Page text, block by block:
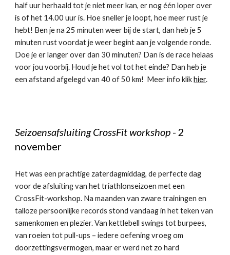
half uur herhaald tot je niet meer kan, er nog één loper over
is of het 14.00 uur is. Hoe sneller je loopt, hoe meer rust je
hebt! Ben je na 25 minuten weer bij de start, dan heb je 5
minuten rust voordat je weer begint aan je volgende ronde.
Doe je er langer over dan 30 minuten? Dan is de race helaas
voor jou voorbij. Houd je het vol tot het einde? Dan heb je
een afstand afgelegd van 40 of 50 km! Meer info klikhier.
Seizoensafsluiting CrossFit workshop - 2
november
Het was een prachtige zaterdagmiddag, de perfecte dag
voor de afsluiting van het triathlonseizoen met een
CrossFit-workshop. Na maanden van zware trainingen en
talloze persoonlijke records stond vandaag in het teken van
samenkomen en plezier. Van kettlebell swings tot burpees,
van roeien tot pull-ups – iedere oefening vroeg om
doorzettingsvermogen, maar er werd net zo hard